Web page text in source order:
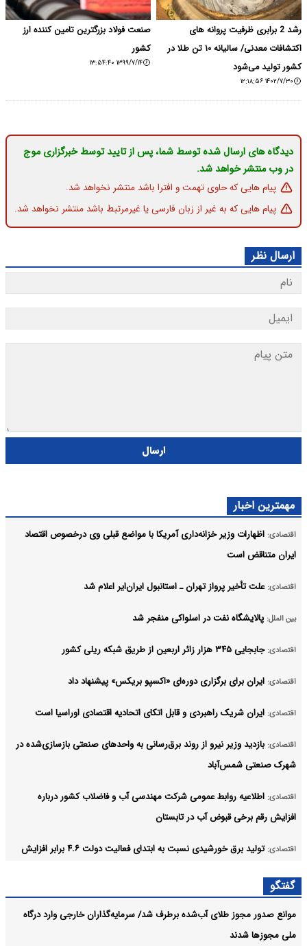
رشد 2 برابری ظرفیت پروانه های
اکتشافات معدنی/ سالیانه ١٠ تن طلا در
کشور تولید می‌شود
۱۴۰۲/۷/۳۰ ۱۲:۱۸:۵۶
صنعت فولاد بزرگترین تامین کننده ارز
کشور
۱۳۹۹/۷/۱۴ ۱۳:۵۴:۴۰
دیدگاه های ارسال شده توسط شما، پس از تایید توسط خبرگزاری موج
در وب منتشر خواهد شد.
پیام هایی که حاوی تهمت و افترا باشد منتشر نخواهد شد.
پیام هایی که به غیر از زبان فارسی یا غیرمرتبط باشد منتشر نخواهد شد.
ارسال نظر
ارسال
مهمترین اخبار
اقتصادی: اظهارات وزیر خزانه‌داری آمریکا با مواضع قبلی وی درخصوص اقتصاد
ایران متناقض است
اقتصادی: علت تأخیر پرواز تهران ـ استانبول ایران‌ایر اعلام شد
بین الملل: پالایشگاه نفت در اسلواکی منفجر شد
اقتصادی: جابجایی ۳۴۵ هزار زائر اربعین از طریق شبکه ریلی کشور
اقتصادی: ایران برای برگزاری دوره‌ای «اکسپو بریکس» پیشنهاد داد
اقتصادی: ایران شریک راهبردی و قابل اتکای اتحادیه اقتصادی اوراسیا است
اقتصادی: بازدید وزیر نیرو از روند برق‌رسانی به واحدهای صنعتی بازسازی‌شده در
شهرک صنعتی شمس‌آباد
اقتصادی: اطلاعیه روابط عمومی شرکت مهندسی آب و فاضلاب کشور درباره
افزایش رقم برخی قبوض آب در تابستان
اقتصادی:
تولید برق خورشیدی نسبت به ابتدای فعالیت دولت ۴.۶ برابر افزایش
اقتصادی: لغو رسمی افزایش بهای برق کشاورزان
آرشیو
گفتگو
موانع صدور مجوز طلای آب‌شده برطرف شد/ سرمایه‌گذاران خارجی وارد درگاه
ملی مجوزها شدند